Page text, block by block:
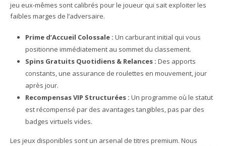
jeu eux-mêmes sont calibrés pour le joueur qui sait exploiter les
faibles marges de l’adversaire.
Prime d’Accueil Colossale : Un carburant initial qui vous
positionne immédiatement au sommet du classement.
Spins Gratuits Quotidiens & Relances : Des apports
constants, une assurance de roulettes en mouvement, jour
après jour.
Recompensas VIP Structurées : Un programme où le statut
est récompensé par des avantages tangibles, pas par des
badges virtuels vides.
Les jeux disponibles sont un arsenal de titres premium. Nous